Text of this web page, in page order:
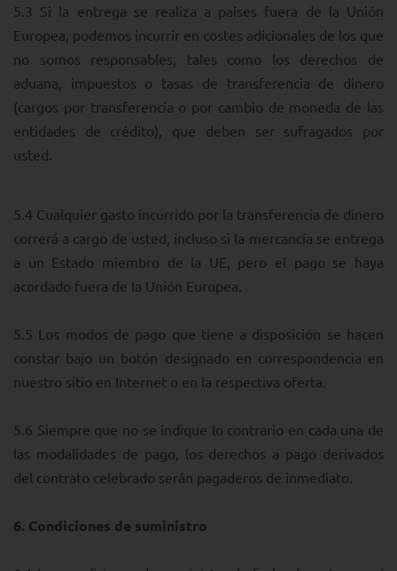
5.3 Si la entrega se realiza a países fuera de la Unión
Europea, podemos incurrir en costes adicionales de los que
no somos responsables, tales como los derechos de
aduana, impuestos o tasas de transferencia de dinero
(cargos por transferencia o por cambio de moneda de las
entidades de crédito), que deben ser sufragados por
usted.
5.4 Cualquier gasto incurrido por la transferencia de dinero
correrá a cargo de usted, incluso si la mercancía se entrega
a un Estado miembro de la UE, pero el pago se haya
acordado fuera de la Unión Europea.
5.5 Los modos de pago que tiene a disposición se hacen
constar bajo un botón designado en correspondencia en
nuestro sitio en Internet o en la respectiva oferta.
5.6 Siempre que no se indique lo contrario en cada una de
las modalidades de pago, los derechos a pago derivados
del contrato celebrado serán pagaderos de inmediato.
6. Condiciones de suministro